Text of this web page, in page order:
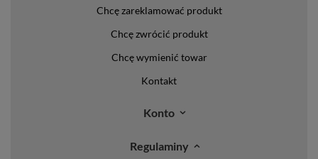
Chcę zareklamować produkt
Chcę zwrócić produkt
Chcę wymienić towar
Kontakt
Konto
Regulaminy